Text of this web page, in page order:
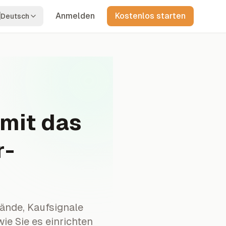
Deutsch Anmelden Kostenlos starten
das
Kaufsignale
Sie es einrichten